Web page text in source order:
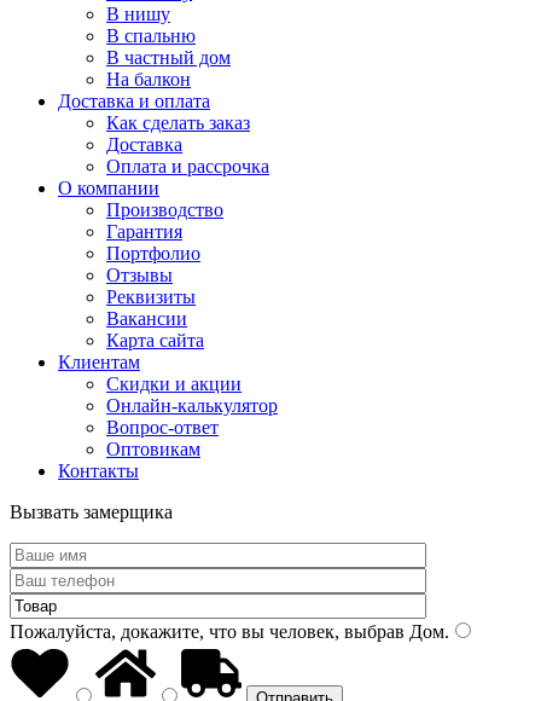
В нишу
В спальню
В частный дом
На балкон
Доставка и оплата
Как сделать заказ
Доставка
Оплата и рассрочка
О компании
Производство
Гарантия
Портфолио
Отзывы
Реквизиты
Вакансии
Карта сайта
Клиентам
Скидки и акции
Онлайн-калькулятор
Вопрос-ответ
Оптовикам
Контакты
Вызвать замерщика
Пожалуйста, докажите, что вы человек, выбрав Дом.